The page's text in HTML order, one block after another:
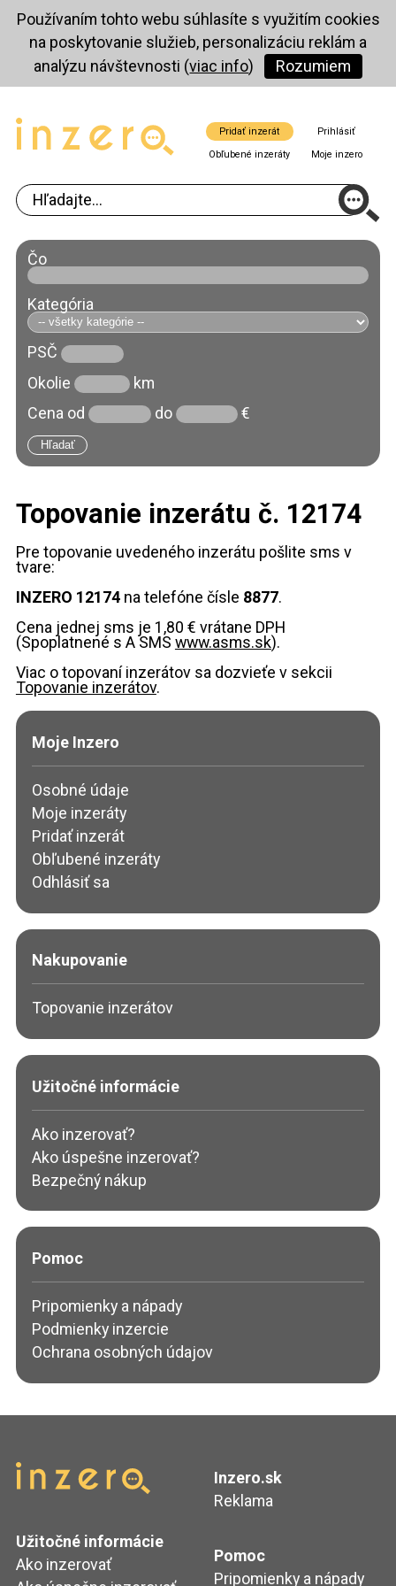
Používaním tohto webu súhlasíte s využitím cookies
na poskytovanie služieb, personalizáciu reklám a
analýzu návštevnosti (viac info) Rozumiem
Pridať inzerát
Prihlásiť
Obľubené inzeráty
Moje inzero
Čo
Kategória
PSČ
Okolie
km
Cena od do €
Topovanie inzerátu č. 12174
Pre topovanie uvedeného inzerátu pošlite sms v
tvare:
INZERO 12174na telefóne čísle 8877.
Cena jednej sms je 1,80 € vrátane DPH
(Spoplatnené s A SMS www.asms.sk).
Viac o topovaní inzerátov sa dozvieťe v sekcii
Topovanie inzerátov.
Moje Inzero
Osobné údaje
Moje inzeráty
Pridať inzerát
Obľubené inzeráty
Odhlásiť sa
Nakupovanie
Topovanie inzerátov
Užitočné informácie
Ako inzerovať?
Ako úspešne inzerovať?
Bezpečný nákup
Pomoc
Pripomienky a nápady
Podmienky inzercie
Ochrana osobných údajov
Inzero.sk
Reklama
Užitočné informácie
Ako inzerovať
Pomoc
Pripomienky a nápady